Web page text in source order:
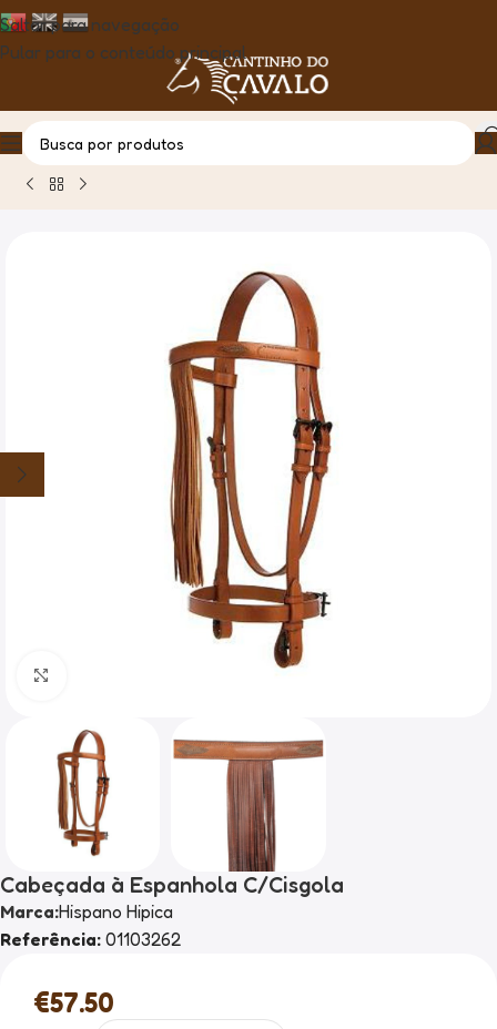
Saltar para navegação
Pular para o conteúdo principal
Casa Produto Cabeçada à Espanhola C/Cisgola
Cabeçada à Espanhola C/Cisgola
Marca:Hispano Hipica
Referência: 01103262
€57.50